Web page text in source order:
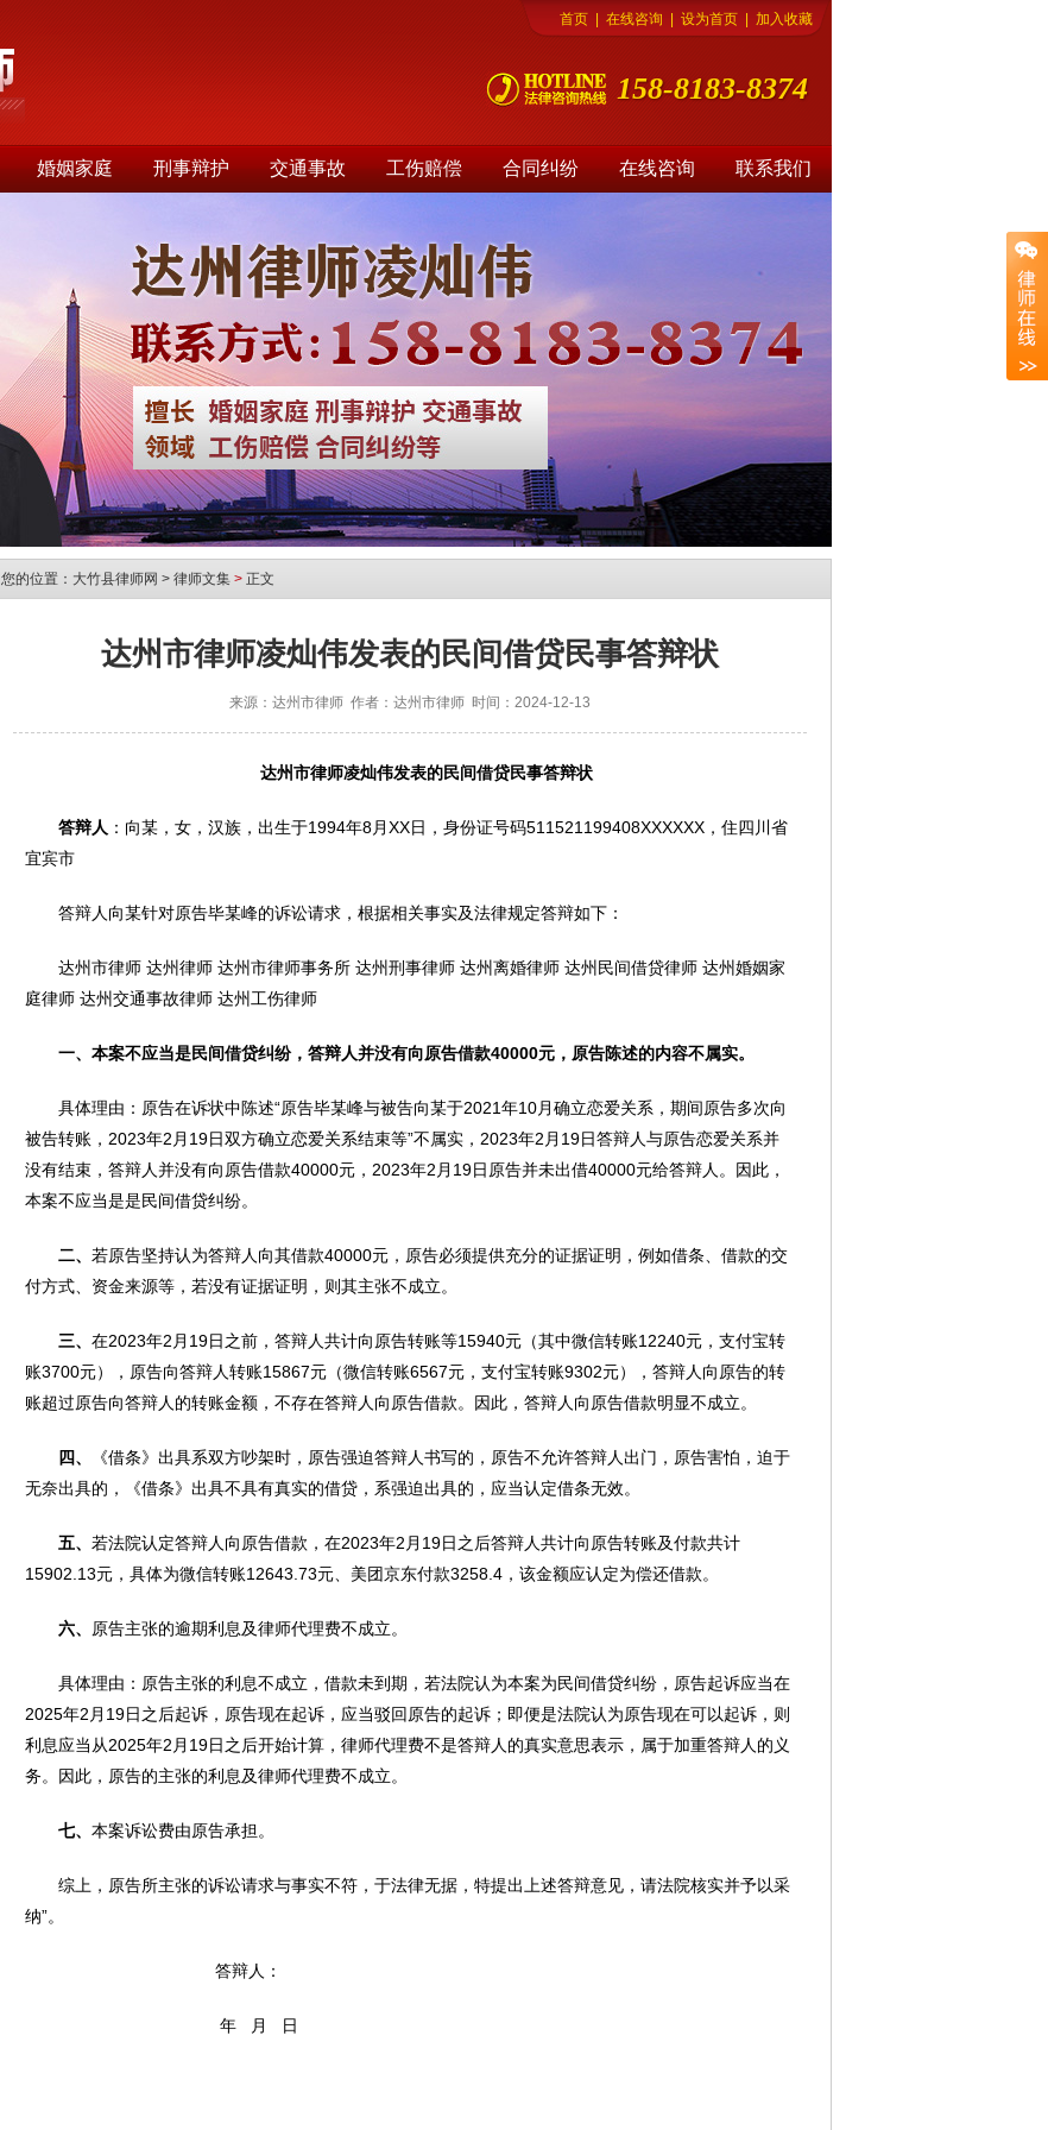
首页 在线咨询 设为首页 加入收藏
158-8183-8374
婚姻家庭 刑事辩护 交通事故 工伤赔偿 合同纠纷 在线咨询 联系我们
您的位置： 大竹县律师网 > 律师文集 > 正文
达州市律师凌灿伟发表的民间借贷民事答辩状
来源：达州市律师 作者：达州市律师 时间：2024-12-13
达州市律师凌灿伟发表的民间借贷民事答辩状
答辩人 ：向某，女，汉族，出生于1994年8月XX日，身份证号码511521199408XXXXXX，住四川省
宜宾市
答辩人向某针对原告毕某峰的诉讼请求，根据相关事实及法律规定答辩如下：
达州市律师 达州律师 达州市律师事务所 达州刑事律师 达州离婚律师 达州民间借贷律师 达州婚姻家
庭律师 达州交通事故律师 达州工伤律师
一、 本案不应当是民间借贷纠纷， 答辩人并没有向原告借款40000元，原告陈述的内容不属实。
具体理由：原告在诉状中陈述“原告毕某峰与被告向某于2021年10月确立恋爱关系，期间原告多次向
被告转账，2023年2月19日双方确立恋爱关系结束等”不属实，2023年2月19日答辩人与原告恋爱关系并
没有结束，答辩人并没有向原告借款40000元，2023年2月19日原告并未出借40000元给答辩人。因此，
本案不应当是是民间借贷纠纷。
二、 若原告坚持认为答辩人向其借款40000元，原告必须提供充分的证据证明，例如借条、借款的交
付方式、资金来源等，若没有证据证明，则其主张不成立。
三、 在2023年2月19日之前，答辩人共计向原告转账等15940元（其中微信转账12240元，支付宝转
账3700元），原告向答辩人转账15867元（微信转账6567元，支付宝转账9302元），答辩人向原告的转
账超过原告向答辩人的转账金额，不存在答辩人向原告借款。因此，答辩人向原告借款明显不成立。
四、
《借条》出具系双方吵架时，原告强迫答辩人书写的，原告不允许答辩人出门，原告害怕，迫于
无奈出具的，《借条》出具不具有真实的借贷，系强迫出具的，应当认定借条无效。
五、 若法院认定答辩人向原告借款，在2023年2月19日之后答辩人共计向原告转账及付款共计
15902.13元，具体为微信转账12643.73元、美团京东付款3258.4，该金额应认定为偿还借款。
六、 原告主张的逾期利息及律师代理费不成立。
具体理由：原告主张的利息不成立，借款未到期，若法院认为本案为民间借贷纠纷，原告起诉应当在
2025年2月19日之后起诉，原告现在起诉，应当驳回原告的起诉；即便是法院认为原告现在可以起诉，则
利息应当从2025年2月19日之后开始计算，律师代理费不是答辩人的真实意思表示，属于加重答辩人的义
务。因此，原告的主张的利息及律师代理费不成立。
七、 本案诉讼费由原告承担。
综上，原告所主张的诉讼请求与事实不符，于法律无据，特提出上述答辩意见，请法院核实并予以采
纳”。
答辩人：
年 月 日